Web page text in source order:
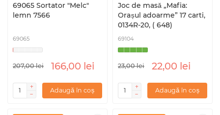
69065 Sortator "Melc"
lemn 7566
69065
207,00 lei 166,00 lei
Adaugă în coș
Joc de masă „Mafia:
Orașul adoarme” 17 carti,
0134R-20, ( 648)
69104
23,00 lei 22,00 lei
Adaugă în coș